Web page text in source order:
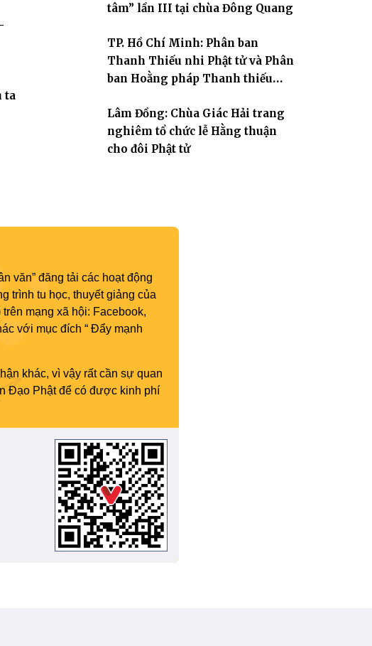
ta
tâm” lần III tại chùa Đông Quang
TP. Hồ Chí Minh: Phân ban
Thanh Thiếu nhi Phật tử và Phân
ban Hoằng pháp Thanh thiếu
nhiệm kỳ IX (2022 – 2027)
Lâm Đồng: Chùa Giác Hải trang
nghiêm tổ chức lễ Hằng thuận
cho đôi Phật tử
văn” đăng tải các hoạt động
trình tu học, thuyết giảng của
mạng xã hội: Facebook,
với mục đích “ Đẩy mạnh
khác, vì vậy rất cần sự quan
Đạo Phật để có được kinh phí